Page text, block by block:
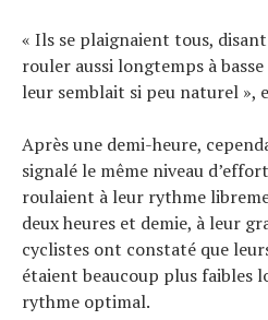
« Ils se plaignaient tous,
rouler aussi longtemps à
leur semblait si peu naturel »,
Après une demi-heure,
signalé le même niveau
roulaient à leur rythme
deux heures et demie, à leur
cyclistes ont constaté que
étaient beaucoup plus faibles
rythme optimal.